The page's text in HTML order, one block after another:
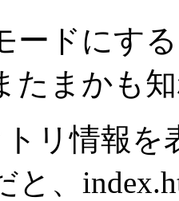
ードにす
たまかも
リ情報を
と、